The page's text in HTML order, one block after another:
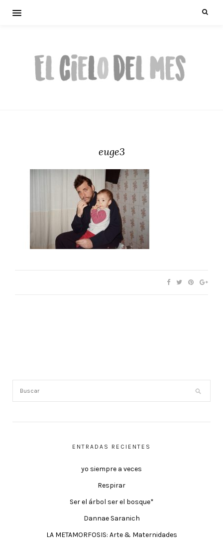
euge3
ENTRADAS RECIENTES
yo siempre a veces
Respirar
Ser el árbol ser el bosque*
Dannae Saranich
LA METAMORFOSIS: Arte & Maternidades